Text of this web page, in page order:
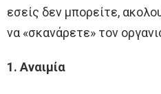
εσείς δεν μπορείτε,
να «σκανάρετε» τον
1. Αναιμία